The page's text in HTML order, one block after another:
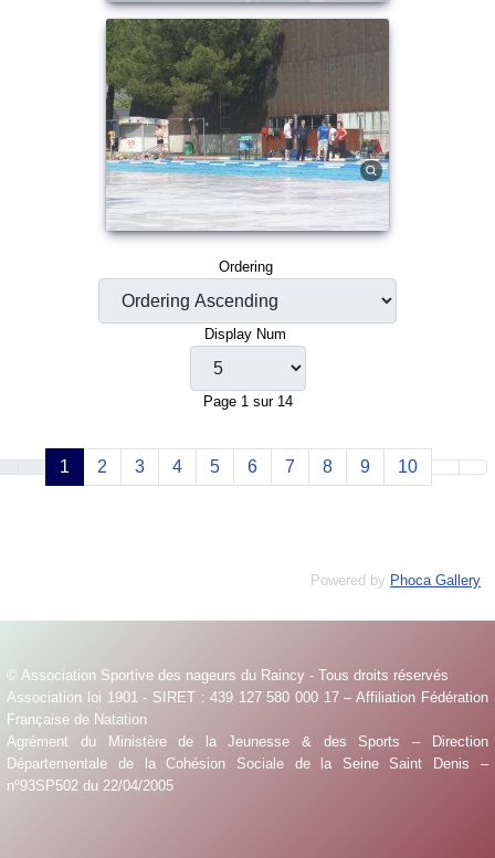
Ordering
Display Num
Page 1 sur 14
1 2 3 4 5 6 7 8 9 10
Powered by Phoca Gallery
© Association Sportive des nageurs du Raincy - Tous droits réservés
Association loi 1901 - SIRET : 439 127 580 000 17 – Affiliation Fédération
Française de Natation
Agrément du Ministère de la Jeunesse & des Sports – Direction
Départementale de la Cohésion Sociale de la Seine Saint Denis –
nº93SP502 du 22/04/2005